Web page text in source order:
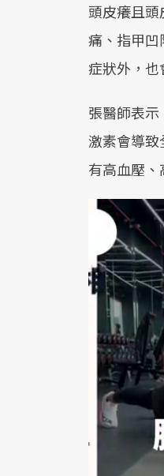
頭皮癢且
痛、指甲
症狀外，也
張醫師表
激素會導
有高血壓